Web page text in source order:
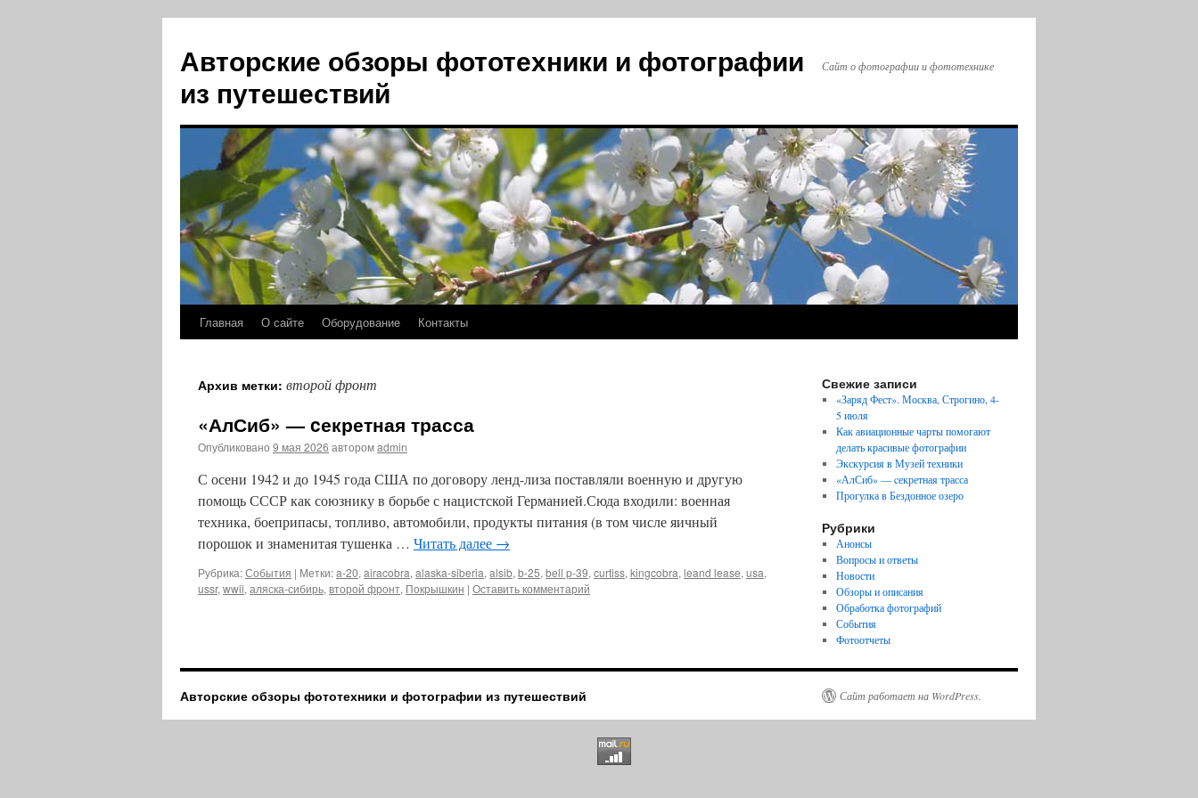
Авторские обзоры фототехники и фотографии
из путешествий
Сайт о фотографии и фототехнике
Перейти
содержимому
Главная О сайте Оборудование Контакты
Архив метки: второй фронт
«АлСиб» — cекретная трасса
Опубликовано 9 мая 2026 авторомadmin
С осени 1942 и до 1945 года США по договору ленд-лиза поставляли военную и другую
помощь СССР как союзнику в борьбе с нацистской Германией.Сюда входили: военная
техника, боеприпасы, топливо, автомобили, продукты питания (в том числе яичный
порошок и знаменитая тушенка … Читать далее →
Рубрика:События | Метки:a-20, airacobra, alaska-siberia, alsib, b-25, bell p-39, curtiss, kingcobra, leand lease, usa,
ussr, wwii, аляска-сибирь, второй фронт, Покрышкин | Оставить комментарий
Свежие записи
«Заряд Фест». Москва, Строгино, 4-
5 июля
Как авиационные чарты помогают
делать красивые фотографии
Экскурсия в Музей техники
«АлСиб» — cекретная трасса
Прогулка в Бездонное озеро
Рубрики
Анонсы
Вопросы и ответы
Новости
Обзоры и описания
Обработка фотографий
События
Фотоотчеты
Авторские обзоры фототехники и фотографии из путешествий Сайт работает на WordPress.